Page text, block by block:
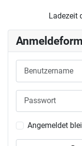
Ladezeit
Angemeldet